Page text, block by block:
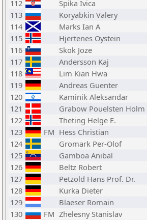
112 Spika Ivica
113
Koryabkin Valery
114
Marks Ian A
115
Hjertenes Oystein
116
Skok Joze
117
Andersson Kaj
118
Lim Kian Hwa
119
Andreas Guenter
120
Kaminik Aleksandar
121
Grabow Pouelsten Holm
122
Theting Helge E.
123
FM Hess Christian
124
Gromark Per-Olof
125
Gamboa Anibal
126
Beltz Robert
127
Petzold Hans Prof. Dr.
128
Kurka Dieter
129
Blaeser Romain
130
FM Zhelesny Stanislav